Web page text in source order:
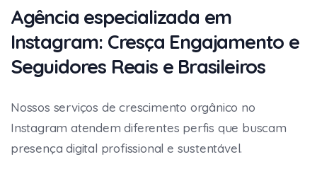
Agência especializada em
Instagram: Cresça Engajamento e
Seguidores Reais e Brasileiros
Nossos serviços de crescimento orgânico no
Instagram atendem diferentes perfis que buscam
presença digital profissional e sustentável.